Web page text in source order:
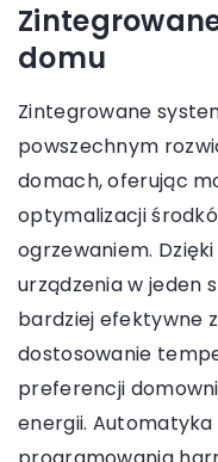
domu
Zintegrowane
powszechnym
domach, oferując
optymalizacji
ogrzewaniem.
urządzenia w jeden
bardziej efektywne
dostosowanie
preferencji
energii.